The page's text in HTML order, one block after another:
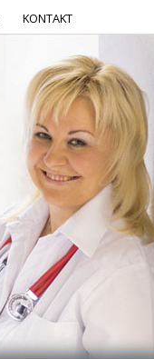
KONTAKT